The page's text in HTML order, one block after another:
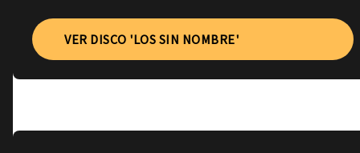
VER DISCO 'LOS SIN NOMBRE'